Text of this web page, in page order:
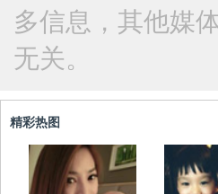
多信息，其他媒
无关。
精彩热图